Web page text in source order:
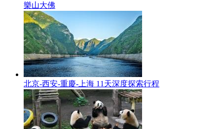
樂山大佛
北京-西安-重慶-上海 11天深度探索行程